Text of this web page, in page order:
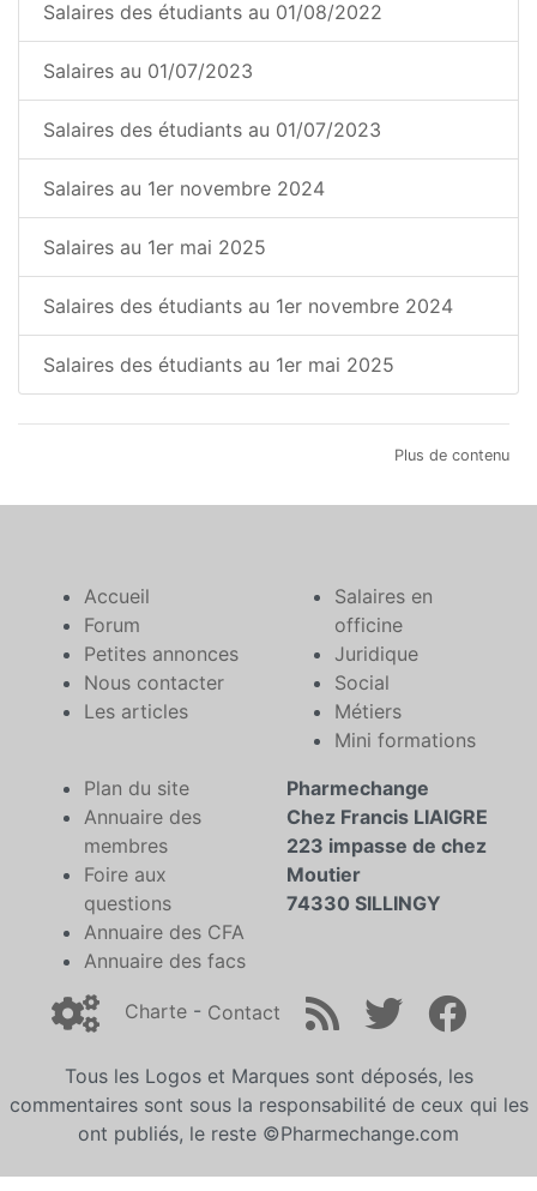
Salaires des étudiants au 01/08/2022
Salaires au 01/07/2023
Salaires des étudiants au 01/07/2023
Salaires au 1er novembre 2024
Salaires au 1er mai 2025
Salaires des étudiants au 1er novembre 2024
Salaires des étudiants au 1er mai 2025
Plus de contenu
Accueil
Forum
Petites annonces
Nous contacter
Les articles
Salaires en
officine
Juridique
Social
Métiers
Mini formations
Plan du site
Annuaire des
membres
Foire aux
questions
Annuaire des CFA
Annuaire des facs
Pharmechange
Chez Francis LIAIGRE
223 impasse de chez
Moutier
74330 SILLINGY
Charte - Contact
Tous les Logos et Marques sont déposés, les
commentaires sont sous la responsabilité de ceux qui les
ont publiés, le reste ©Pharmechange.com